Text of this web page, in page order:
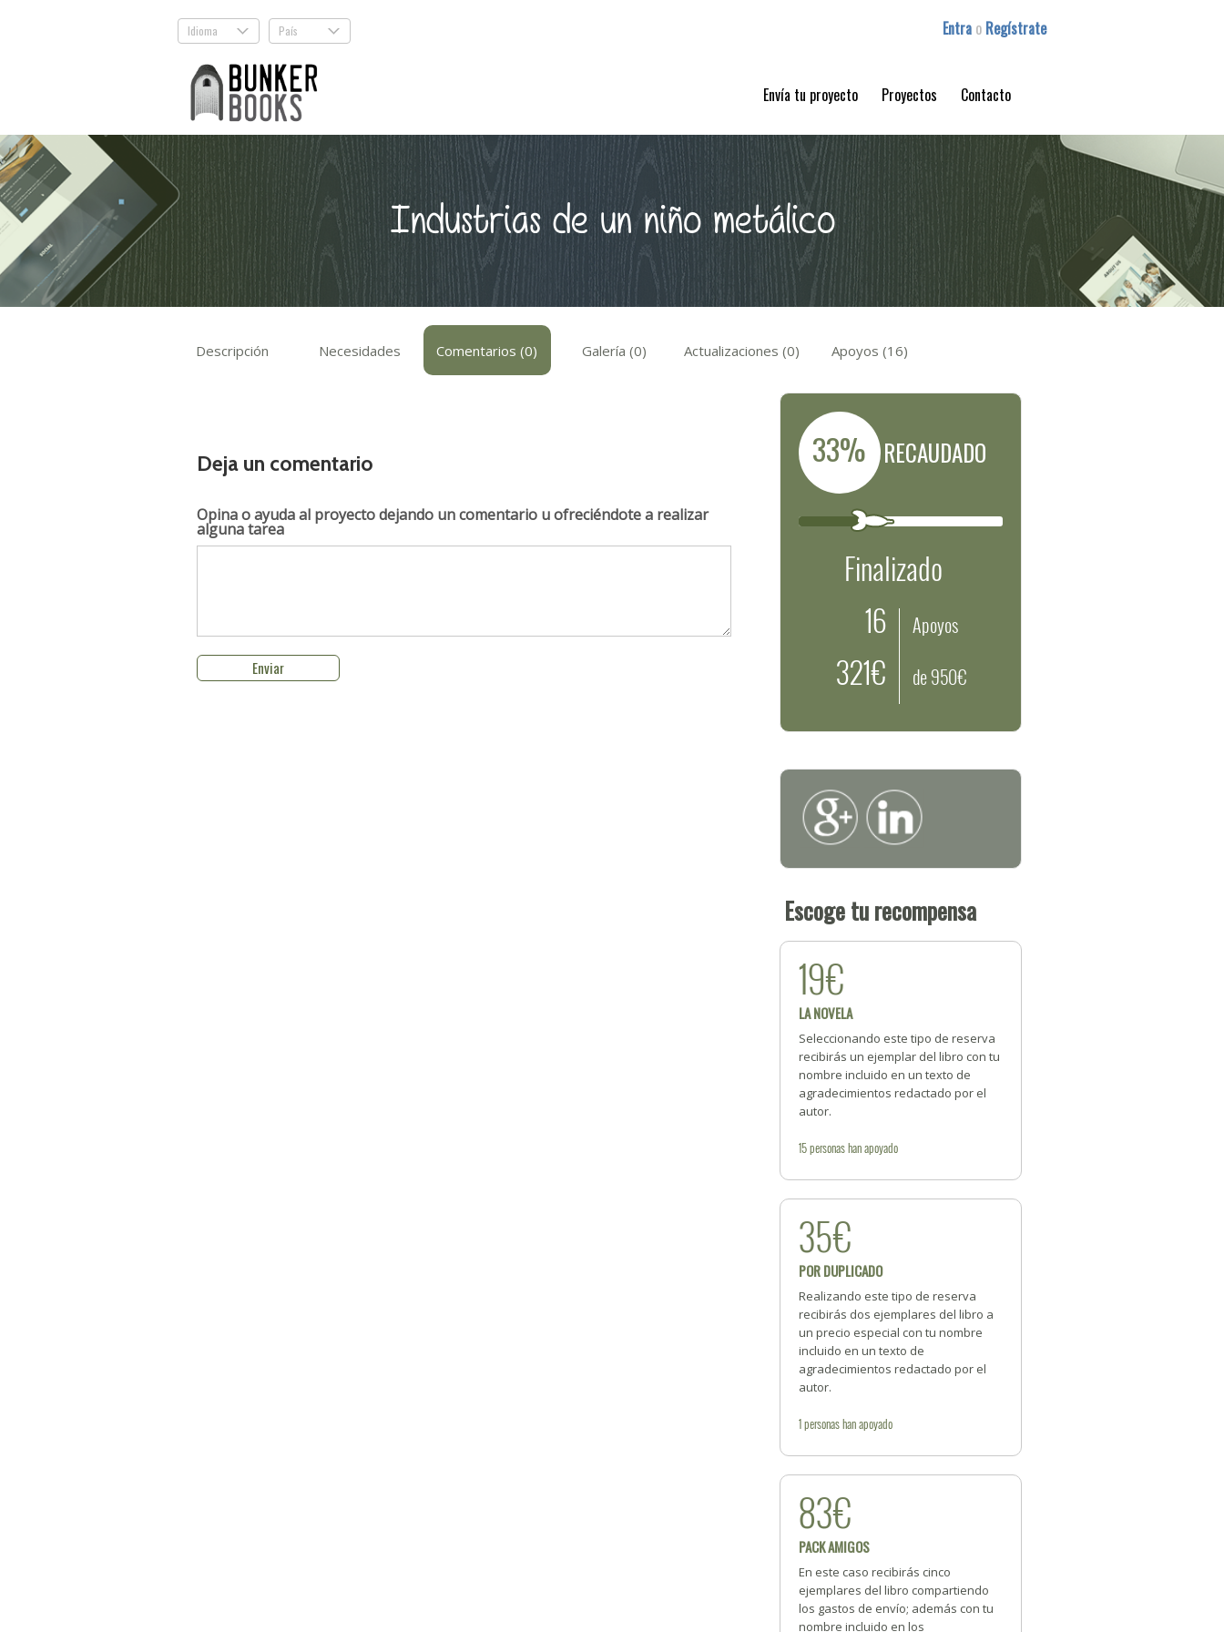
Idioma . País . Entra o Regístrate
Envía tu proyecto Proyectos Contacto
Industrias de un niño metálico
Descripción Necesidades Comentarios (0) Galería (0) Actualizaciones (0) Apoyos (16)
Deja un comentario
Opina o ayuda al proyectodejando un comentario u ofreciéndote a realizar
alguna tarea
33% RECAUDADO
Finalizado
16
321€
Apoyos
de 950€
Escoge tu recompensa
19€
LA NOVELA
Seleccionando este tipo de reserva
recibirás un ejemplar del libro con tu
nombre incluido en un texto de
agradecimientos redactado por el
autor.
15personashan apoyado
35€
POR DUPLICADO
Realizando este tipo de reserva
recibirás dos ejemplares del libro a
un precio especial con tu nombre
incluido en un texto de
agradecimientos redactado por el
autor.
1personashan apoyado
83€
PACK AMIGOS
En este caso recibirás cinco
ejemplares del libro compartiendo
los gastos de envío; además con tu
nombre incluido en los